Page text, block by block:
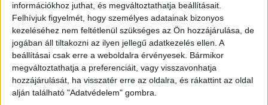
információkhoz juthat, és megváltoztathatja beállításait.
Felhívjuk figyelmét, hogy személyes adatainak bizonyos
kezeléséhez nem feltétlenül szükséges az Ön hozzájárulása, de
jogában áll tiltakozni az ilyen jellegű adatkezelés ellen. A
beállításai csak erre a weboldalra érvényesek. Bármikor
megváltoztathatja a preferenciáit, vagy visszavonhatja
hozzájárulását, ha visszatér erre az oldalra, és rákattint az oldal
alján található "Adatvédelem" gombra.
Puskás Petiprodukciójával bezsebelte a maximális
pontszámot, a 40 pontot.